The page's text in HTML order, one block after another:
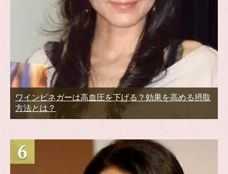
ワインビネガーは高血圧を下げる？効果を高める摂取
方法とは？